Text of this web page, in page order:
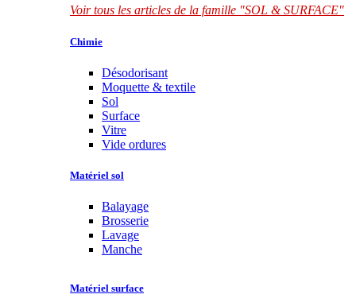
Voir tous les articles de la famille "SOL & SURFACE"
Chimie
Désodorisant
Moquette & textile
Sol
Surface
Vitre
Vide ordures
Matériel sol
Balayage
Brosserie
Lavage
Manche
Matériel surface